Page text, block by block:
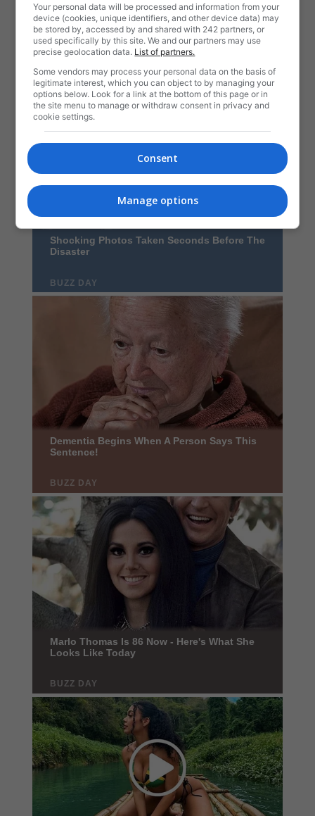
Your personal data will be processed and information from your
device (cookies, unique identifiers, and other device data) may
be stored by, accessed by and shared with 242 partners, or
used specifically by this site. We and our partners may use
precise geolocation data. List of partners.
Some vendors may process your personal data on the basis of
legitimate interest, which you can object to by managing your
options below. Look for a link at the bottom of this page or in
the site menu to manage or withdraw consent in privacy and
cookie settings.
Consent
Manage options